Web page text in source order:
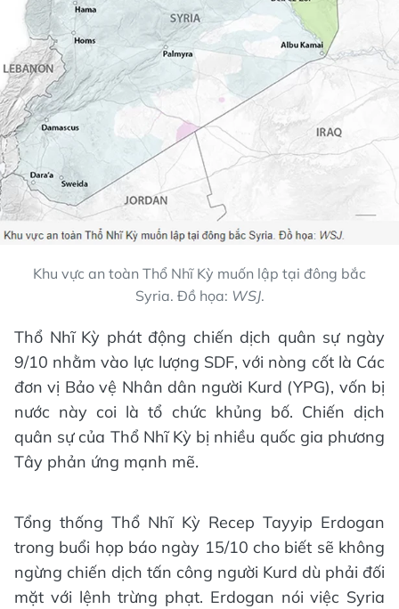
Khu vực an toàn Thổ Nhĩ Kỳ muốn lập tại đông bắc
Syria. Đồ họa: WSJ.
Thổ Nhĩ Kỳ phát động chiến dịch quân sự ngày
9/10 nhằm vào lực lượng SDF, với nòng cốt là Các
đơn vị Bảo vệ Nhân dân người Kurd (YPG), vốn bị
nước này coi là tổ chức khủng bố. Chiến dịch
quân sự của Thổ Nhĩ Kỳ bị nhiều quốc gia phương
Tây phản ứng mạnh mẽ.
Tổng thống Thổ Nhĩ Kỳ Recep Tayyip Erdogan
trong buổi họp báo ngày 15/10 cho biết sẽ không
ngừng chiến dịch tấn công người Kurd dù phải đối
mặt với lệnh trừng phạt. Erdogan nói việc Syria